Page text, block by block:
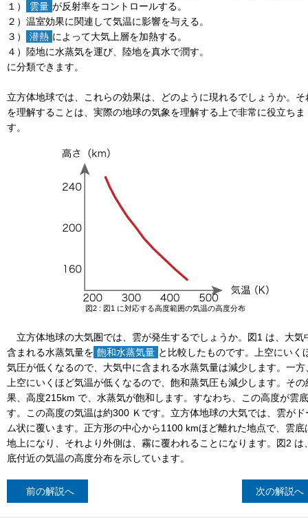
１）
雲量 が反射率をコントロールする。
２）温室効果に関連して気温に影響を与える。
３）
潜熱 によって大気上層を加熱する。
４）陸地に水蒸気を運び、陸地を真水で潤す。
に分類できます。
立方体地球では、これらの効果は、どのように現れるでしょうか。そ
を理解することは、実際の地球の気象を理解する上で非常に役立ちま
す。
図2 : 図1 に対応する高度範囲の気温の高度分布
立方体地球の大気圏では、雲が発生するでしょうか。図1 は、大気
含まれる水蒸気量を 飽和水蒸気量 と比較したものです。上空にいく
気圧が低くなるので、大気中に含まれる水蒸気量は減少します。一方
上空にいくほど気温が低くなるので、飽和蒸気圧も減少します。その
果、高度215km で、水蒸気が飽和します。すなわち、この高度が雲
す。この高度の気温は約300 Ｋです。立方体地球の大気では、雲がド
ム状に覆います。正方形の中心から1100 kmほど離れた地点で、雲底
地上になり、それより外側は、霧に覆われることになります。図2 は
底付近の気温の高度分布を示しています。
前の解説へ 次の解説へ